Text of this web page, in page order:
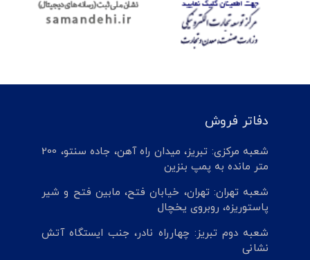
دفاتر فروش
شعبه مرکزی: تبریز، میدان راه آهن، جاده سنتو، 200
متر مانده به پمپ بنزین
شعبه تهران: تهران، خیابان فتح، مابین فتح و شیر
پاستوریزه، روبروی یخچال
شعبه دوم تبریز: چهارراه نادر، جنب ایستگاه آتش
نشانی